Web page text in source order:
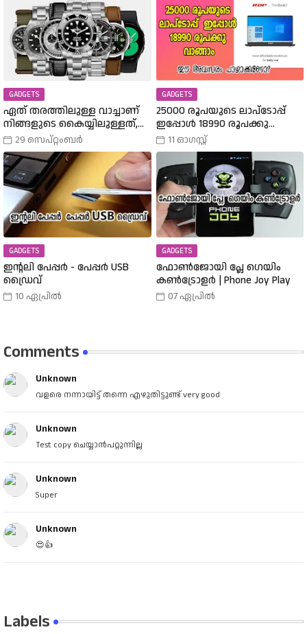
GADGETS
ഏത് തരത്തിലുള്ള വാച്ചാണ്
നിങ്ങളുടെ കൈയ്യിലുള്ളത്,
അത് എങ്ങനെ
തിരഞ്ഞെടുത്തു? വിവിധ
തരത്തിലുള്ള വാച്ചുകൾ
പരിചയപ്പെടാം.
29 സെപ്റ്റംബർ
GADGETS
25000 രൂപയുടെ ലാപ്ടോപ്പ്
ഇപ്പോൾ 18990 രൂപക്കു
വാങ്ങാം | Amazon Freedom Sale
Buy A 25000 Laptop In 18,900
Rupees |
11 ഓഗസ്റ്റ്
GADGETS
ഇന്റലി പേപ്പർ - പേപ്പർ USB
ഡ്രൈവ്
10 ഏപ്രിൽ
GADGETS
ഫോൺജോയി പ്ലേ ഗെയിം
കൺട്രോളർ | Phone Joy Play
07 ഏപ്രിൽ
Comments
Unknown
വളരെ നന്നായിട്ട് തന്നെ എഴുതിട്ടുണ്ട് very good
Unknown
Test copy ചെയ്യാൻപറ്റുന്നില്ല
Unknown
Super
Unknown
😍👍
Labels